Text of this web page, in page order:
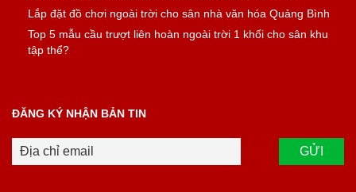
Lắp đặt đồ chơi ngoài trời cho sân nhà văn hóa Quảng Bình
Top 5 mẫu cầu trượt liên hoàn ngoài trời 1 khối cho sân khu
tập thể?
ĐĂNG KÝ NHẬN BẢN TIN